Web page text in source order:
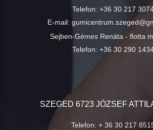
Telefon: +36 30 217
E-mail:
Sejben-Gémes Renáta - flotta
Telefon: +36 30 290
SZEGED 6723 JÓZSEF
Telefon: + 36 30 217